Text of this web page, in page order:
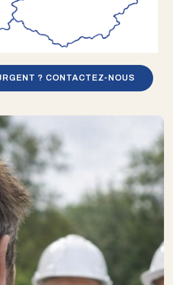
? CONTACTEZ-NOUS